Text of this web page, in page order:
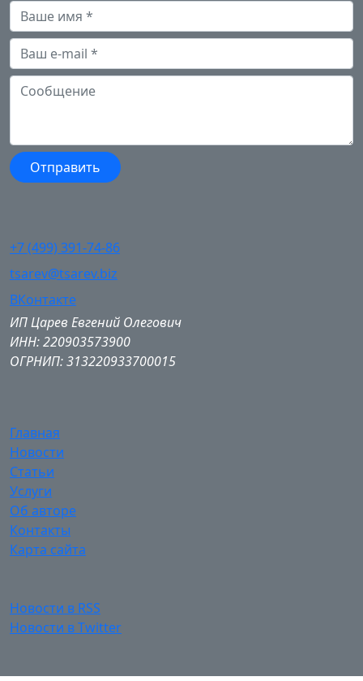
+7 (499) 391-74-86
tsarev@tsarev.biz
ВКонтакте
ИП Царев Евгений Олегович
ИНН: 220903573900
ОГРНИП: 313220933700015
Главная
Новости
Статьи
Услуги
Об авторе
Контакты
Карта сайта
Новости в RSS
Новости в Twitter